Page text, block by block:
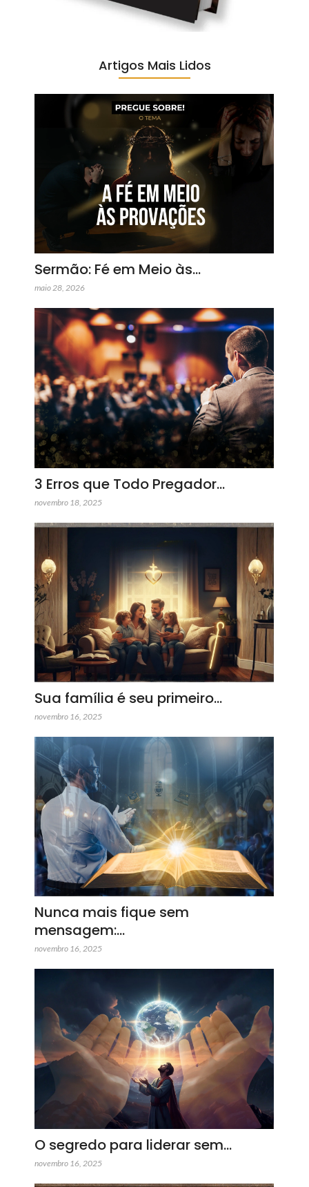
Artigos Mais Lidos
Sermão: Fé em Meio às…
maio 28, 2026
3 Erros que Todo Pregador…
novembro 18, 2025
Sua família é seu primeiro…
novembro 16, 2025
Nunca mais fique sem
mensagem:…
novembro 16, 2025
O segredo para liderar sem…
novembro 16, 2025